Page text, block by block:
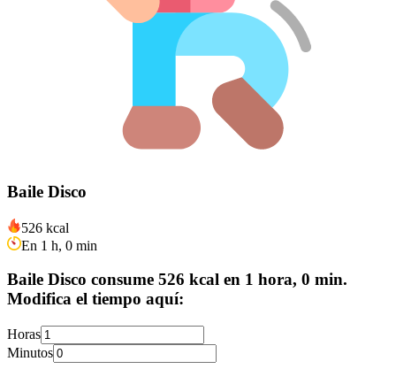
Baile Disco
526 kcal
En 1 h, 0 min
Baile Disco consume 526 kcal en 1 hora, 0 min.
Modifica el tiempo aquí:
Horas
Minutos